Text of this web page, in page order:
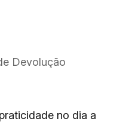
Devolução
no dia a